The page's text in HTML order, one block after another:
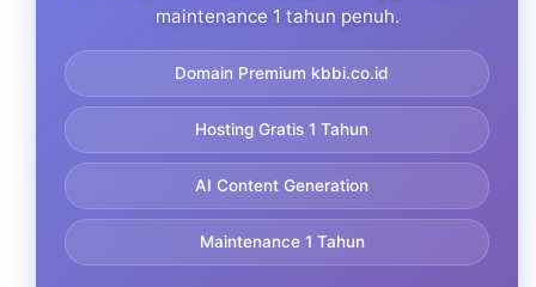
maintenance 1 tahun penuh.
Domain Premium kbbi.co.id
Hosting Gratis 1 Tahun
AI Content Generation
Maintenance 1 Tahun